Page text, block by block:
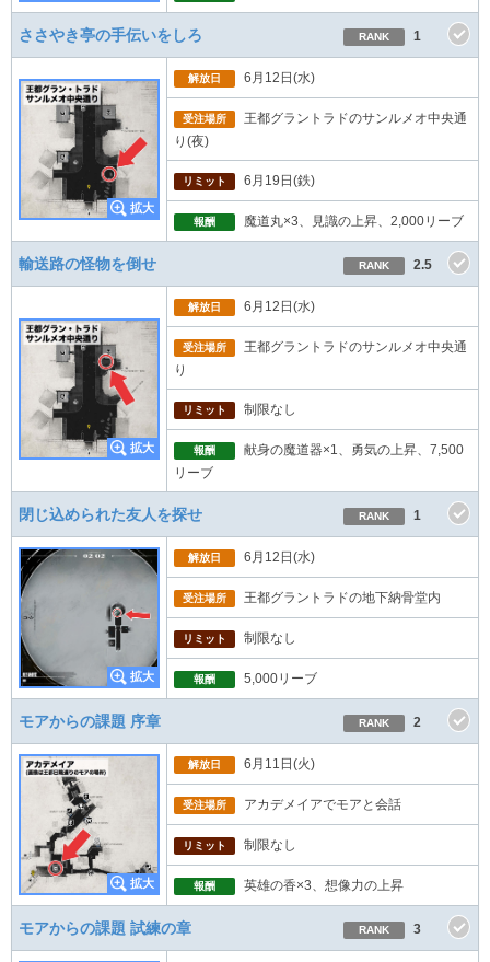
ささやき亭の手伝いをしろ RANK 1
解放日 6月12日(水)
受注場所
王都グラントラドのサンルメオ中央通
り(夜)
リミット 6月19日(鉄)
報酬 魔道丸×3、見識の上昇、2,000リーブ
輸送路の怪物を倒せ RANK 2.5
解放日 6月12日(水)
受注場所
王都グラントラドのサンルメオ中央通
り
リミット 制限なし
報酬
献身の魔道器×1、勇気の上昇、7,500
リーブ
閉じ込められた友人を探せ RANK 1
解放日 6月12日(水)
受注場所 王都グラントラドの地下納骨堂内
リミット 制限なし
報酬 5,000リーブ
モアからの課題 序章 RANK 2
解放日 6月11日(火)
受注場所 アカデメイアでモアと会話
リミット 制限なし
報酬 英雄の香×3、想像力の上昇
モアからの課題 試練の章 RANK 3